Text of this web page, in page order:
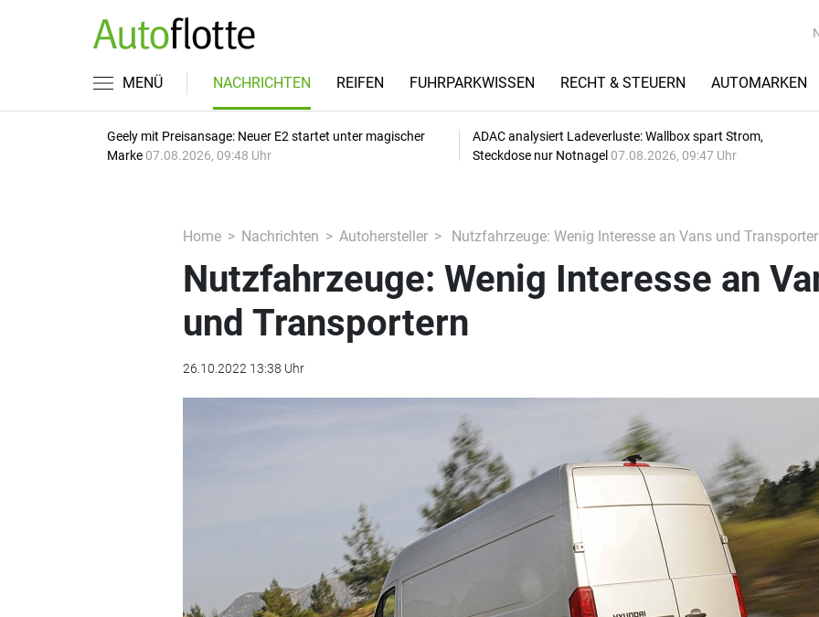
MENÜ NACHRICHTEN REIFEN FUHRPARKWISSEN RECHT & STEUERN AUTOMARKEN
Geely mit Preisansage: Neuer E2 startet unter magischer
Marke 07.08.2026, 09:48 Uhr
ADAC analysiert Ladeverluste: Wallbox spart Strom,
Steckdose nur Notnagel 07.08.2026, 09:47 Uhr
Home Nachrichten Autohersteller Nutzfahrzeuge: Wenig Interesse an Vans und
Nutzfahrzeuge: Wenig Interesse an
und Transportern
26.10.2022 13:38 Uhr